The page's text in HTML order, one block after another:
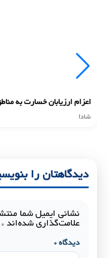
اعزام ارزیابان خسارت به
شادا
دیدگاهتان را
نشانی ایمیل شما
علامت‌گذاری شده‌اند *
دیدگاه *